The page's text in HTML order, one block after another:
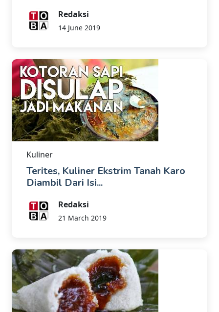
Redaksi
14 June 2019
Kuliner
Terites, Kuliner Ekstrim Tanah Karo
Diambil Dari Isi...
Redaksi
21 March 2019